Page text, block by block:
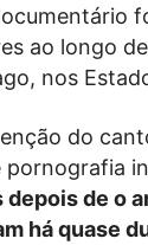
ao longo
nos
do
de o
há quase